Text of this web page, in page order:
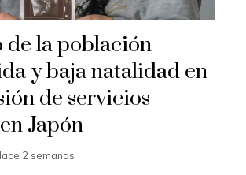
de la población
y baja natalidad en
de servicios
Japón
2 semanas